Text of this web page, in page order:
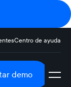
Centro de ayuda
demo